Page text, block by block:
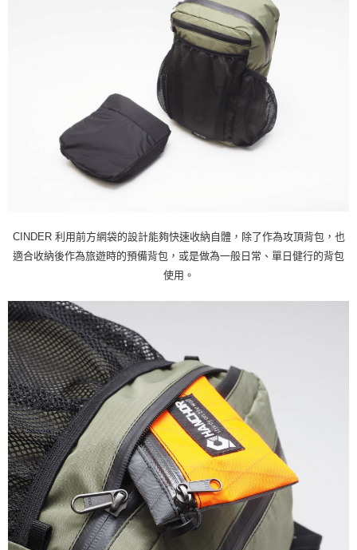
CINDER 利用前方網袋的設計能夠快速收納自體，除了作為攻頂背包，也
適合收納後作為旅遊時的預備背包，或是做為一般日常、單日健行的背包
使用。